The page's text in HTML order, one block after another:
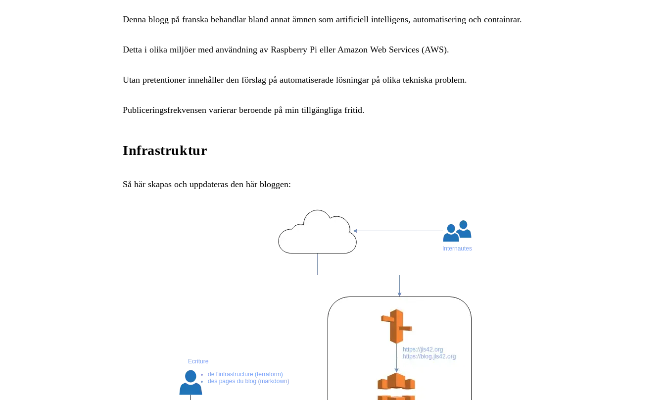
Denna blogg på franska behandlar bland annat ämnen som artificiell intelligens, automatisering och containrar.
Detta i olika miljöer med användning av Raspberry Pi eller Amazon Web Services (AWS).
Utan pretentioner innehåller den förslag på automatiserade lösningar på olika tekniska problem.
Publiceringsfrekvensen varierar beroende på min tillgängliga fritid.
Infrastruktur
Så här skapas och uppdateras den här bloggen: